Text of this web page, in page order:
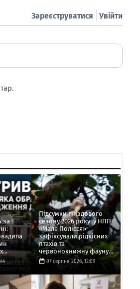
Увійти
Зареєструватися
за
Підсумки гніздового
сезону 2026 року: у НПП
«Мале Полісся»
зафіксували рідкісних
птахів та
червонокнижну фауну...
07 серпня 2026, 13:09